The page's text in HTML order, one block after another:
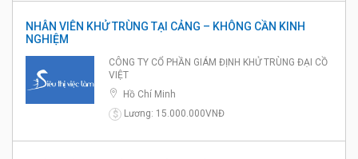
NHÂN VIÊN KHỬ TRÙNG TẠI CẢNG – KHÔNG CẦN KINH
NGHIỆM
CÔNG TY CỔ PHẦN GIÁM ĐỊNH KHỬ TRÙNG ĐẠI CỒ
VIỆT
Hồ Chí Minh
$
Lương: 15.000.000VNĐ